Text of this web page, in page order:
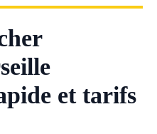
et tarifs